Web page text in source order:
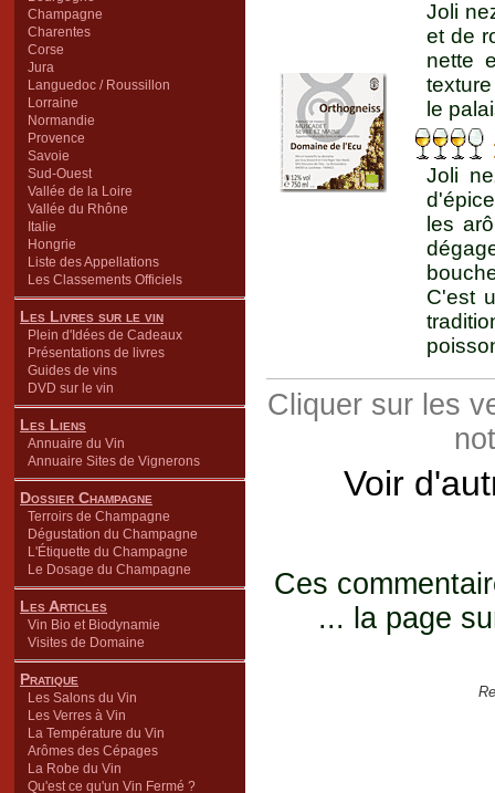
Champagne
Charentes
Corse
Jura
Languedoc / Roussillon
Lorraine
Normandie
Provence
Savoie
Sud-Ouest
Vallée de la Loire
Vallée du Rhône
Italie
Hongrie
Liste des Appellations
Les Classements Officiels
Les Livres sur le vin
Plein d'Idées de Cadeaux
Présentations de livres
Guides de vins
DVD sur le vin
Les Liens
Annuaire du Vin
Annuaire Sites de Vignerons
Dossier Champagne
Terroirs de Champagne
Dégustation du Champagne
L'Étiquette du Champagne
Le Dosage du Champagne
Les Articles
Vin Bio et Biodynamie
Visites de Domaine
Pratique
Les Salons du Vin
Les Verres à Vin
La Température du Vin
Arômes des Cépages
La Robe du Vin
Qu'est ce qu'un Vin Fermé ?
Joli
et de
nette
le
Joli
les
C'est
Cliquer sur les
Voir
Ces
... la page